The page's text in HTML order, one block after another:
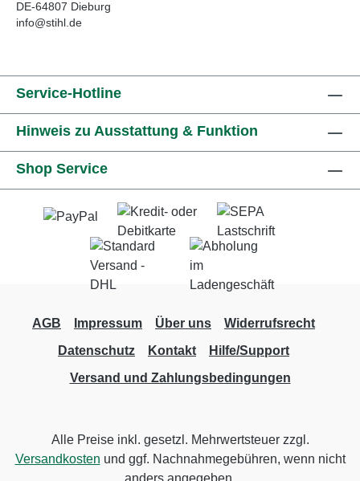
DE-64807 Dieburg
info@stihl.de
Service-Hotline
Hinweis zu Ausstattung & Funktion
Shop Service
AGB Impressum Über uns
Widerrufsrecht
Datenschutz
Kontakt
Hilfe/Support
Versand und Zahlungsbedingungen
Alle Preise inkl. gesetzl. Mehrwertsteuer zzgl.
Versandkosten und ggf. Nachnahmegebühren, wenn nicht
anders angegeben.